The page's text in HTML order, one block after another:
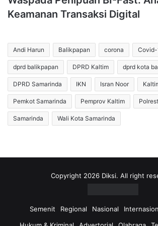
Keamanan Transaksi Digital
Andi Harun Balikpapan corona Covid-
dprd balikpapan DPRD Kaltim dprd kota
DPRD Samarinda IKN Isran Noor
Pemkot Samarinda Pemprov Kaltim
Samarinda Wali Kota Samarinda
Copyright 2026 Diksi. All right
Semenit Regional Nasional